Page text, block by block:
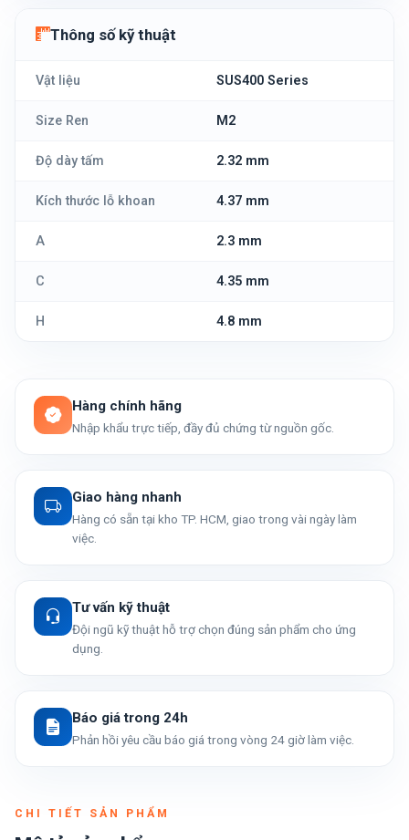
Thông số kỹ thuật
Vật liệu SUS400 Series
Size Ren M2
Độ dày tấm 2.32 mm
Kích thước lỗ khoan 4.37 mm
A 2.3 mm
C 4.35 mm
H 4.8 mm
Hàng chính hãng
Nhập khẩu trực tiếp, đầy đủ chứng từ nguồn gốc.
Giao hàng nhanh
Hàng có sẵn tại kho TP. HCM, giao trong vài ngày làm
việc.
Tư vấn kỹ thuật
Đội ngũ kỹ thuật hỗ trợ chọn đúng sản phẩm cho ứng
dụng.
Báo giá trong 24h
Phản hồi yêu cầu báo giá trong vòng 24 giờ làm việc.
CHI TIẾT SẢN PHẨM